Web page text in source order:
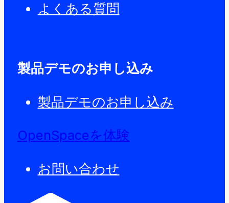
よくある質問
製品デモのお申し込み
製品デモのお申し込み
OpenSpaceを体験
お問い合わせ